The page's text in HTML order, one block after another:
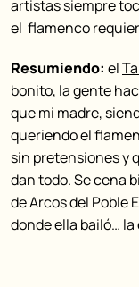
artistas siempre
el flamenco
Resumiendo: el
bonito, la gente
que mi madre,
queriendo el
sin pretensiones y
dan todo. Se cena
de Arcos del Poble
donde ella bailó…